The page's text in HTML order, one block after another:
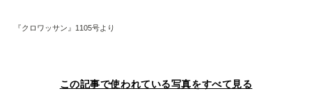
『クロワッサン』1105号より
この記事で使われている写真をすべて見る